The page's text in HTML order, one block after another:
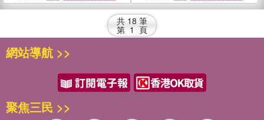
共 18 筆
第 1 頁
網站導航 >>
聚焦三民 >>